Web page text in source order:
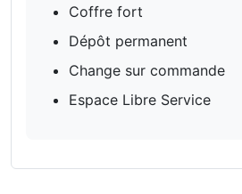
Coffre fort
Dépôt permanent
Change sur commande
Espace Libre Service